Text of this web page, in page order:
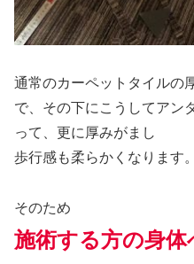
通常のカーペットタイルの
で、その下にこうしてアン
って、更に厚みがまし
歩行感も柔らかくなります。
そのため
施術する方の身体